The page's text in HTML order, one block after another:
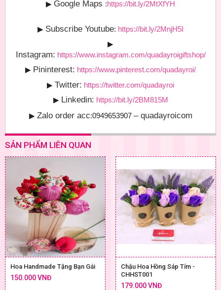
▶ Google Maps :https://bit.ly/2MtXfYH
▶ Subscribe Youtube: https://bit.ly/2MnjH5I
▶
Instagram: https://www.instagram.com/quadayroigiftshop/
▶ Pininterest: https://www.pinterest.com/quadayroi/
▶ Twitter: https://twitter.com/quadayroi
▶ Linkedin: https://bit.ly/2BM815M
▶ Zalo order acc:0949653907 – quadayroicom
SẢN PHẨM LIÊN QUAN
Hoa Handmade Tặng Bạn Gái
150.000 VNĐ
Chậu Hoa Hồng Sáp Tím -
CHHST001
179.000 VNĐ